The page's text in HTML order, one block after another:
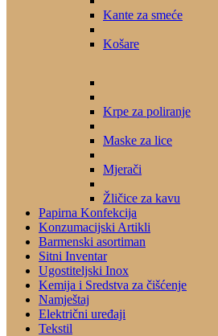
Kante za smeće
Košare
Krpe za poliranje
Maske za lice
Mjerači
Žličice za kavu
Papirna Konfekcija
Konzumacijski Artikli
Barmenski asortiman
Sitni Inventar
Ugostiteljski Inox
Kemija i Sredstva za čišćenje
Namještaj
Električni uređaji
Tekstil